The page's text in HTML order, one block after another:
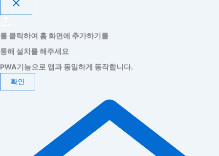
를 클릭하여 홈 화면에 추가하기를
통해 설치를 해주세요
PWA기능으로 앱과 동일하게 동작합니다.
확인